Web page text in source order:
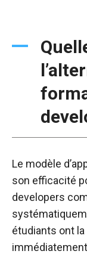
Le modèle
son efficacité
developers
étudiants ont la